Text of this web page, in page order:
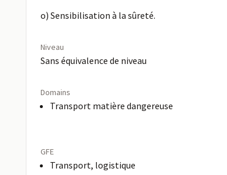
o) Sensibilisation à la sûreté.
Niveau
Sans équivalence de niveau
Domains
Transport matière dangereuse
GFE
Transport, logistique